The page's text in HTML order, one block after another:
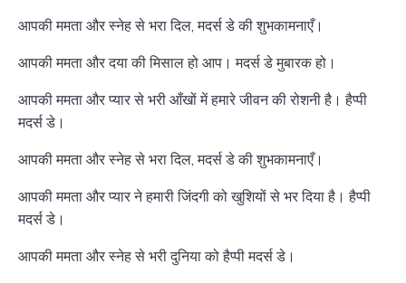
आपकी ममता और स्नेह से भरा दिल, मदर्स डे की शुभकामनाएँ।
आपकी ममता और दया की मिसाल हो आप। मदर्स डे मुबारक हो।
आपकी ममता और प्यार से भरी आँखों में हमारे जीवन की रोशनी है। हैप्पी
मदर्स डे।
आपकी ममता और स्नेह से भरा दिल, मदर्स डे की शुभकामनाएँ।
आपकी ममता और प्यार ने हमारी जिंदगी को खुशियों से भर दिया है। हैप्पी
मदर्स डे।
आपकी ममता और स्नेह से भरी दुनिया को हैप्पी मदर्स डे।